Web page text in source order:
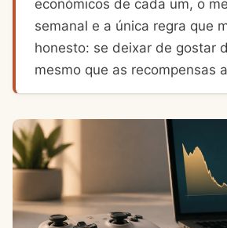
económicos de cada um, o
semanal e a única regra que
honesto: se deixar de gostar
mesmo que as recompensas